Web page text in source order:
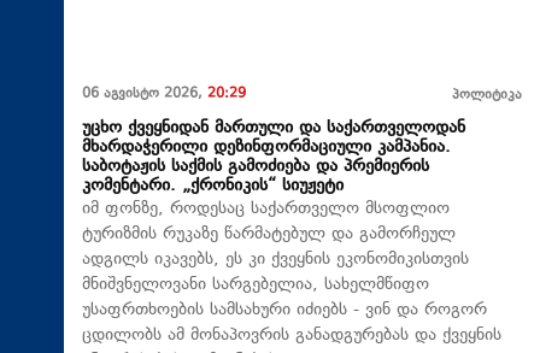
06 აგვისტო 2026, 20:29 პოლიტიკა
უცხო ქვეყნიდან მართული და საქართველოდან
მხარდაჭერილი დეზინფორმაციული კამპანია.
საბოტაჟის საქმის გამოძიება და პრემიერის
კომენტარი. „ქრონიკის“ სიუჟეტი
იმ ფონზე, როდესაც საქართველო მსოფლიო
ტურიზმის რუკაზე წარმატებულ და გამორჩეულ
ადგილს იკავებს, ეს კი ქვეყნის ეკონომიკისთვის
მნიშვნელოვანი სარგებელია, სახელმწიფო
უსაფრთხოების სამსახური იძიებს - ვინ და როგორ
ცდილობს ამ მონაპოვრის განადგურებას და ქვეყნის